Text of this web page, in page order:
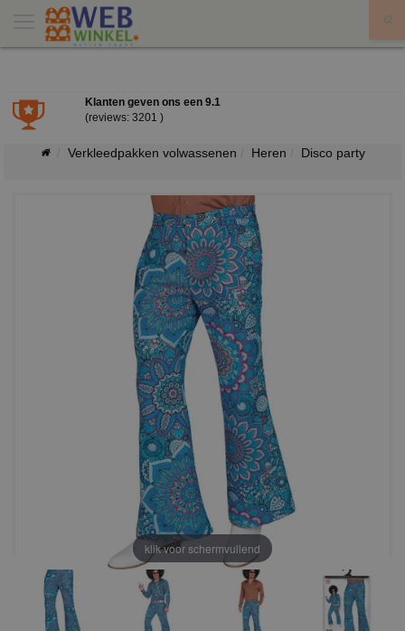
Klanten geven ons een 9.1
(reviews: 3201 )
Verkleedpakken volwassenen Heren Disco party
klik voor schermvullend